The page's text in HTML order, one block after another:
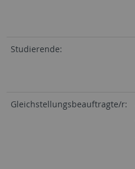
Studierende:
Gleichstellungsbeauftragte/r: